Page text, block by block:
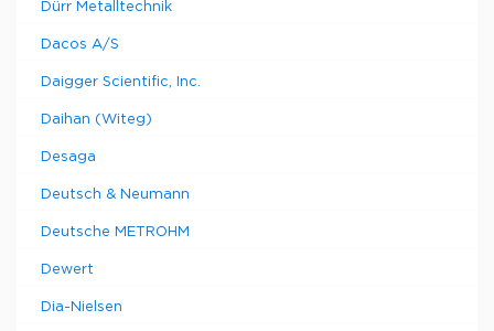
Dürr Metalltechnik
Dacos A/S
Daigger Scientific, Inc.
Daihan (Witeg)
Desaga
Deutsch & Neumann
Deutsche METROHM
Dewert
Dia-Nielsen